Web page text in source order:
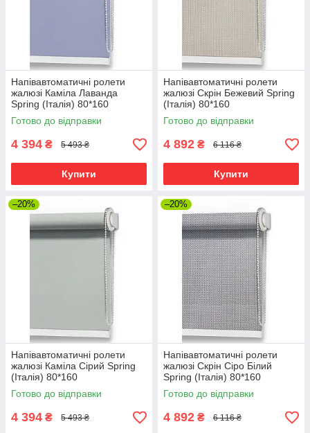
Напівавтоматичні ролети
жалюзі Каміла Лаванда
Spring (Італія) 80*160
Готово до відправки
4 394 ₴ 5 493 ₴
Купити
Напівавтоматичні ролети
жалюзі Скрін Бежевий Spring
(Італія) 80*160
Готово до відправки
4 892 ₴ 6 116 ₴
Купити
–20%
Напівавтоматичні ролети
жалюзі Каміла Сірий Spring
(Італія) 80*160
Готово до відправки
4 394 ₴ 5 493 ₴
–20%
Напівавтоматичні ролети
жалюзі Скрін Сіро Білий
Spring (Італія) 80*160
Готово до відправки
4 892 ₴ 6 116 ₴